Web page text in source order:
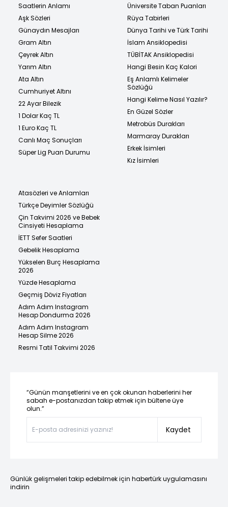
Saatlerin Anlamı
Aşk Sözleri
Günaydın Mesajları
Gram Altın
Çeyrek Altın
Yarım Altın
Ata Altın
Cumhuriyet Altını
22 Ayar Bilezik
1 Dolar Kaç TL
1 Euro Kaç TL
Canlı Maç Sonuçları
Süper Lig Puan Durumu
Üniversite Taban Puanları
Rüya Tabirleri
Dünya Tarihi ve Türk Tarihi
İslam Ansiklopedisi
TÜBİTAK Ansiklopedisi
Hangi Besin Kaç Kalori
Eş Anlamlı Kelimeler
Sözlüğü
Hangi Kelime Nasıl Yazılır?
En Güzel Sözler
Metrobüs Durakları
Marmaray Durakları
Erkek İsimleri
Kız İsimleri
Atasözleri ve Anlamları
Türkçe Deyimler Sözlüğü
Çin Takvimi 2026 ve Bebek
Cinsiyeti Hesaplama
İETT Sefer Saatleri
Gebelik Hesaplama
Yükselen Burç Hesaplama
2026
Yüzde Hesaplama
Geçmiş Döviz Fiyatları
Adım Adım Instagram
Hesap Dondurma 2026
Adım Adım Instagram
Hesap Silme 2026
Resmi Tatil Takvimi 2026
“Günün manşetlerini ve en çok okunan haberlerini her
sabah e-postanızdan takip etmek için bültene üye
olun.”
Kaydet
Günlük gelişmeleri takip edebilmek için habertürk uygulamasını
indirin